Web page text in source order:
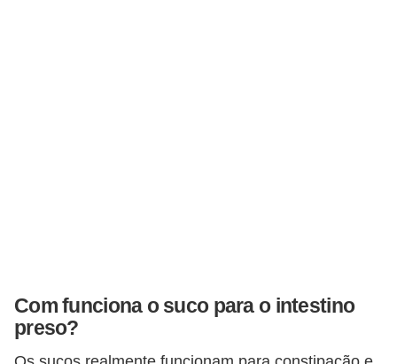
Com funciona o suco para o intestino
preso?
n
t
a